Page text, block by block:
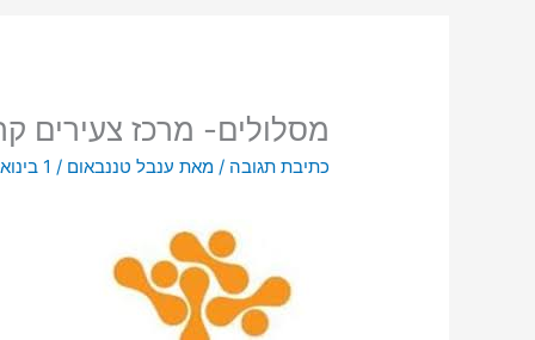
מסלולים- מרכז צעירים
כתיבת תגובה / מאת ענבל טננבאום/ 1 בינואר 2021